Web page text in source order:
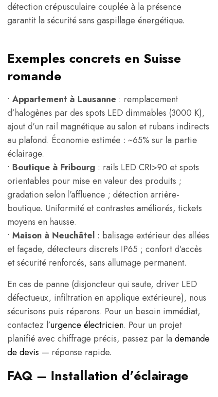
détection crépusculaire couplée à la présence
garantit la sécurité sans gaspillage énergétique.
Exemples concrets en Suisse
romande
• Appartement à Lausanne : remplacement
d’halogènes par des spots LED dimmables (3000 K),
ajout d’un rail magnétique au salon et rubans indirects
au plafond. Économie estimée : ~65% sur la partie
éclairage.
• Boutique à Fribourg : rails LED CRI>90 et spots
orientables pour mise en valeur des produits ;
gradation selon l’affluence ; détection arrière-
boutique. Uniformité et contrastes améliorés, tickets
moyens en hausse.
• Maison à Neuchâtel : balisage extérieur des allées
et façade, détecteurs discrets IP65 ; confort d’accès
et sécurité renforcés, sans allumage permanent.
En cas de panne (disjoncteur qui saute, driver LED
défectueux, infiltration en applique extérieure), nous
sécurisons puis réparons. Pour un besoin immédiat,
contactez l’urgence électricien. Pour un projet
planifié avec chiffrage précis, passez par la demande
de devis — réponse rapide.
FAQ – Installation d’éclairage